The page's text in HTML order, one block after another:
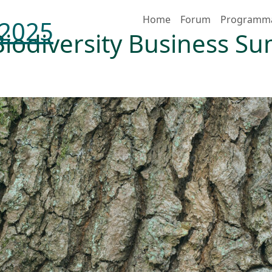
Home Forum
Business